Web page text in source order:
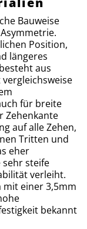
Bauweise
Position,
längeres
aus
für breite
Zehenkante
auf alle Zehen,
Tritten und
eher
steife
verleiht.
einer 3,5mm
bekannt